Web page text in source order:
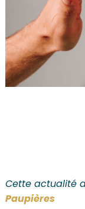
Cette actualité
Paupières